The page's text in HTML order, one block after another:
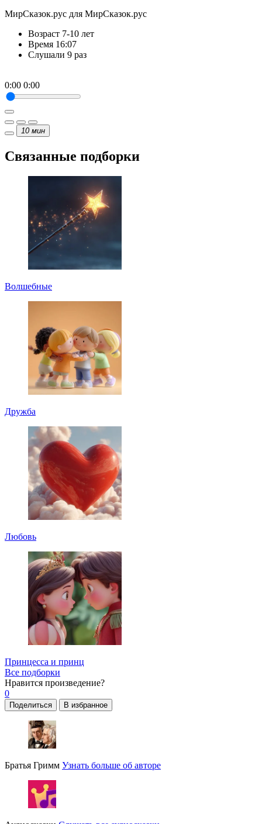
МирСказок.рус для МирСказок.рус
Возраст 7-10 лет
Время 16:07
Слушали 9 раз
0:00 0:00
10 мин
Связанные подборки
Волшебные
Дружба
Любовь
Принцесса и принц
Все подборки
Нравится произведение?
0
Поделиться В избранное
Братья Гримм Узнать больше об авторе